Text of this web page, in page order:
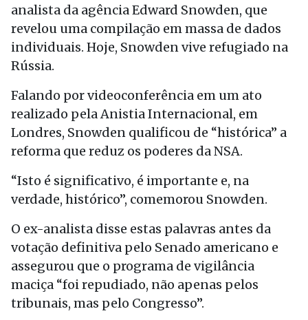
analista da agência Edward Snowden, que
revelou uma compilação em massa de dados
individuais. Hoje, Snowden vive refugiado na
Rússia.
Falando por videoconferência em um ato
realizado pela Anistia Internacional, em
Londres, Snowden qualificou de “histórica” a
reforma que reduz os poderes da NSA.
“Isto é significativo, é importante e, na
verdade, histórico”, comemorou Snowden.
O ex-analista disse estas palavras antes da
votação definitiva pelo Senado americano e
assegurou que o programa de vigilância
maciça “foi repudiado, não apenas pelos
tribunais, mas pelo Congresso”.